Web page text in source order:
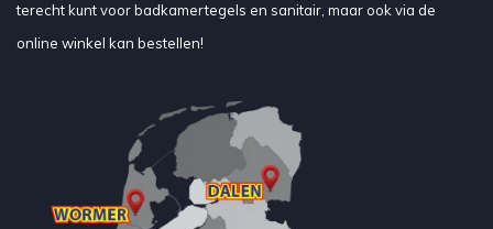
terecht kunt voor badkamertegels en sanitair, maar ook via de
online winkel kan bestellen!